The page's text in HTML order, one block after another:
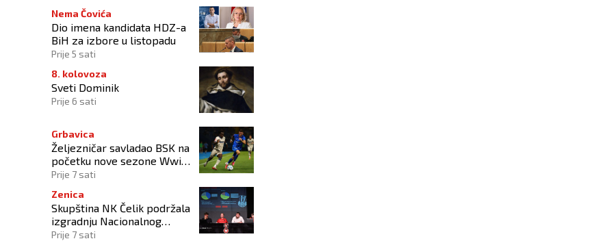
Nema Čovića
Dio imena kandidata HDZ-a
BiH za izbore u listopadu
Prije 5 sati
8. kolovoza
Sveti Dominik
Prije 6 sati
Grbavica
Željezničar savladao BSK na
početku nove sezone Wwin
lige BiH
Prije 7 sati
Zenica
Skupština NK Čelik podržala
izgradnju Nacionalnog
stadiona
Prije 7 sati